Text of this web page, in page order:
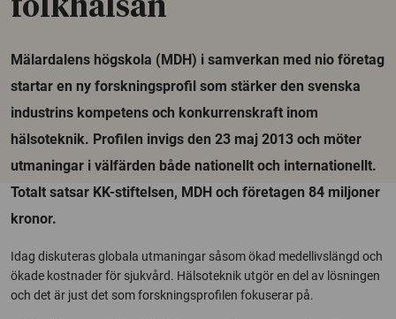
folkhälsan
Mälardalens högskola (MDH) i samverkan med nio företag
startar en ny forskningsprofil som stärker den svenska
industrins kompetens och konkurrenskraft inom
hälsoteknik. Profilen invigs den 23 maj 2013 och möter
utmaningar i välfärden både nationellt och internationellt.
Totalt satsar KK-stiftelsen, MDH och företagen 84 miljoner
kronor.
Idag diskuteras globala utmaningar såsom ökad medellivslängd och
ökade kostnader för sjukvård. Hälsoteknik utgör en del av lösningen
och det är just det som forskningsprofilen fokuserar på.